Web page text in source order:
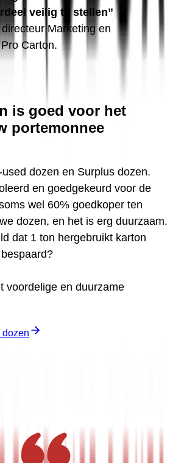
veilig te stellen”
Marketing en
Carton.
is goed voor het
portemonnee
used dozen en Surplus dozen.
en goedgekeurd voor de
wel 60% goedkoper ten
dozen, en het is erg duurzaam.
dat 1 ton hergebruikt karton
bespaard?
voordelige en duurzame
dozen